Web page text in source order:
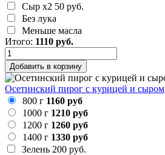
Сыр х2 50 руб.
Без лука
Меньше масла
Итого: 1110 руб.
Добавить в корзину
Осетинский пирог с курицей и сыром
800 г 1160 руб
1000 г 1210 руб
1200 г 1260 руб
1400 г 1330 руб
Зелень 200 руб.